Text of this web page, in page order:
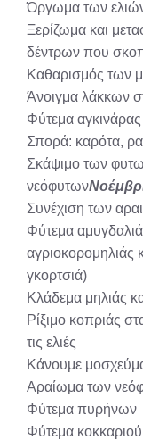
Όργωμα των
Ξερίζωμα και
δέντρων που
Καθαρισμός των
Άνοιγμα λάκκων
Φύτεμα
Σπορά: καρότα,
Σκάψιμο των
νεόφυτων
Συνέχιση των
Φύτεμα
αγριοκορομηλιάς
γκορτσιά)
Κλάδεμα μηλιάς
Ρίξιμο κοπριάς
τις ελιές
Κάνουμε
Αραίωμα των
Φύτεμα πυρήνων
Φύτεμα